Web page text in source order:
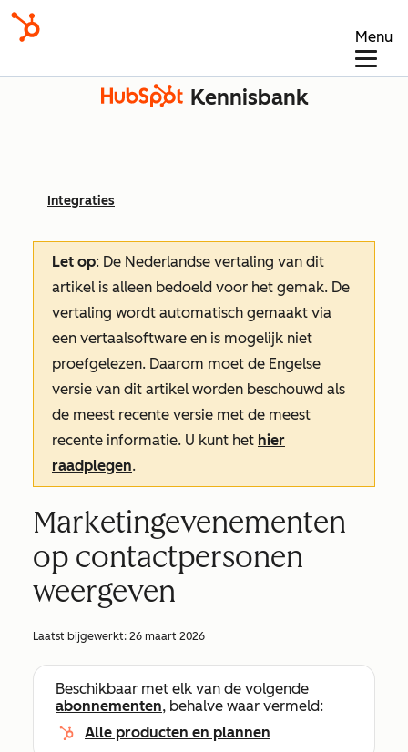
Menu
Kennisbank
Integraties
Let op: De Nederlandse vertaling van dit
artikel is alleen bedoeld voor het gemak. De
vertaling wordt automatisch gemaakt via
een vertaalsoftware en is mogelijk niet
proefgelezen. Daarom moet de Engelse
versie van dit artikel worden beschouwd als
de meest recente versie met de meest
recente informatie. U kunt het hier
raadplegen.
Marketingevenementen
op contactpersonen
weergeven
Laatst bijgewerkt: 26 maart 2026
Beschikbaar met elk van de volgende
abonnementen, behalve waar vermeld:
Alle producten en plannen